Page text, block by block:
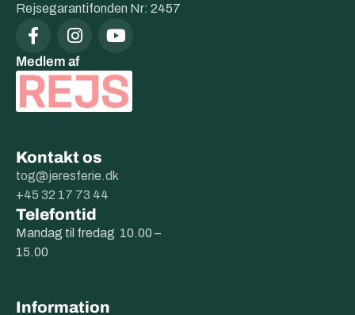
Rejsegarantifonden Nr: 2457
Medlem af
Kontakt os
tog@jeresferie.dk
+45 32 17 73 44
Telefontid
Mandag til fredag 10.00 –
15.00
Information